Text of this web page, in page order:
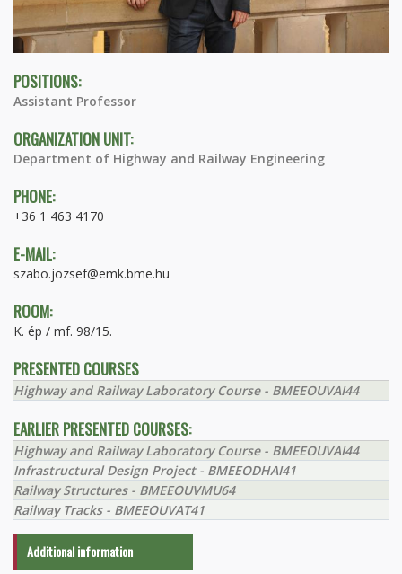
POSITIONS:
Assistant Professor
ORGANIZATION UNIT:
Department of Highway and Railway Engineering
PHONE:
+36 1 463 4170
E-MAIL:
szabo.jozsef@emk.bme.hu
ROOM:
K. ép / mf. 98/15.
PRESENTED COURSES
Highway and Railway Laboratory Course - BMEEOUVAI44
EARLIER PRESENTED COURSES:
Highway and Railway Laboratory Course - BMEEOUVAI44
Infrastructural Design Project - BMEEODHAI41
Railway Structures - BMEEOUVMU64
Railway Tracks - BMEEOUVAT41
Additional information